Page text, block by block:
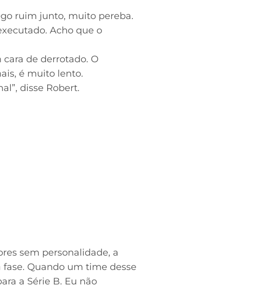
ruim junto, muito pereba.
Acho que o
de derrotado. O
é muito lento.
disse Robert.
sem personalidade, a
Quando um time desse
a Série B. Eu não